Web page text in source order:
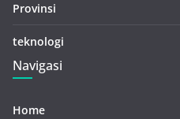
Provinsi
teknologi
Navigasi
Home